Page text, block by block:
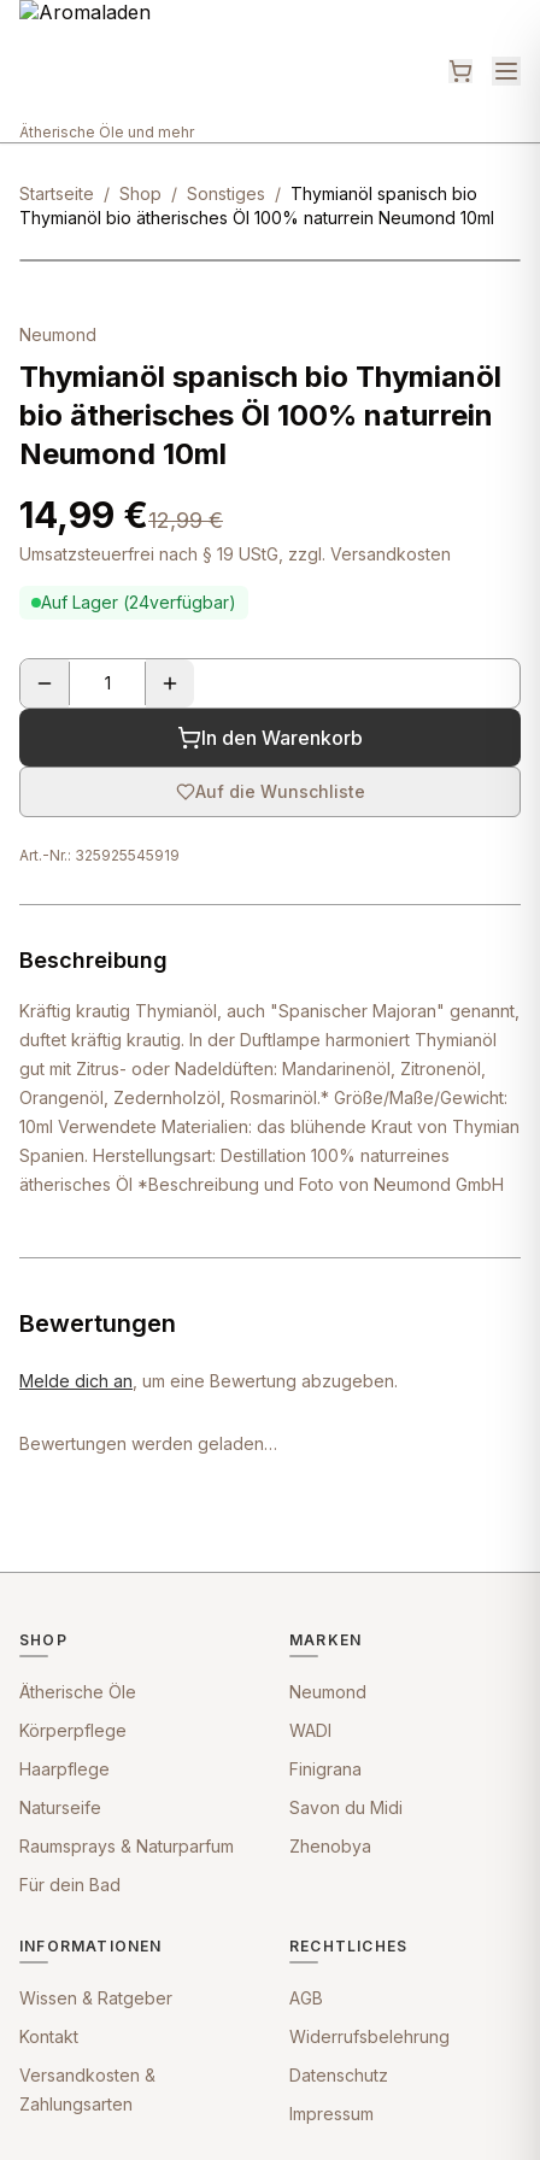
Ätherische Öle und mehr
Startseite / Shop / Sonstiges / Thymianöl spanisch bio
Thymianöl bio ätherisches Öl 100% naturrein Neumond 10ml
Neumond
Thymianöl spanisch bio Thymianöl
bio ätherisches Öl 100% naturrein
Neumond 10ml
14,99 €12,99 €
Umsatzsteuerfrei nach § 19 UStG, zzgl. Versandkosten
Auf Lager (24verfügbar)
In den Warenkorb
Auf die Wunschliste
Art.-Nr.: 325925545919
Beschreibung
Kräftig krautig Thymianöl, auch "Spanischer Majoran" genannt,
duftet kräftig krautig. In der Duftlampe harmoniert Thymianöl
gut mit Zitrus- oder Nadeldüften: Mandarinenöl, Zitronenöl,
Orangenöl, Zedernholzöl, Rosmarinöl.* Größe/Maße/Gewicht:
10ml Verwendete Materialien: das blühende Kraut von Thymian
Spanien. Herstellungsart: Destillation 100% naturreines
ätherisches Öl *Beschreibung und Foto von Neumond GmbH
Bewertungen
Melde dich an , um eine Bewertung abzugeben.
Bewertungen werden geladen…
SHOP
Ätherische Öle
Körperpflege
Haarpflege
Naturseife
Raumsprays & Naturparfum
Für dein Bad
MARKEN
Neumond
WADI
Finigrana
Savon du Midi
Zhenobya
INFORMATIONEN
Wissen & Ratgeber
Kontakt
Versandkosten &
Zahlungsarten
RECHTLICHES
AGB
Widerrufsbelehrung
Datenschutz
Impressum